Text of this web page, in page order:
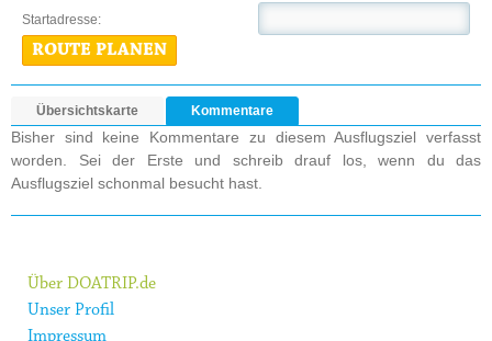
Startadresse:
ROUTE PLANEN
Übersichtskarte Kommentare
Bisher sind keine Kommentare zu diesem Ausflugsziel verfasst
worden. Sei der Erste und schreib drauf los, wenn du das
Ausflugsziel schonmal besucht hast.
Über DOATRIP.de
Unser Profil
Impressum